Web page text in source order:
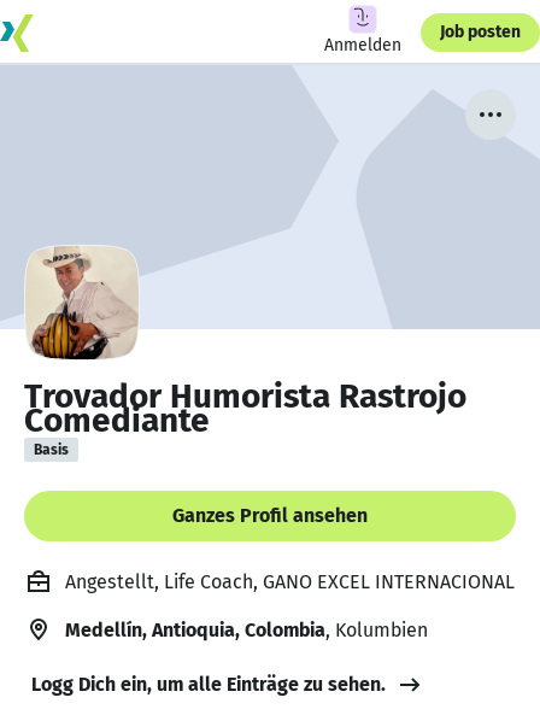
Anmelden
Job posten
Trovador Humorista Rastrojo
Comediante
Basis
Ganzes Profil ansehen
Angestellt, Life Coach, GANO EXCEL INTERNACIONAL
Medellín, Antioquia, Colombia, Kolumbien
Logg Dich ein, um alle Einträge zu sehen.